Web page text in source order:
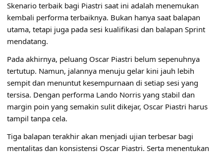
Skenario terbaik bagi Piastri saat ini adalah menemukan
kembali performa terbaiknya. Bukan hanya saat balapan
utama, tetapi juga pada sesi kualifikasi dan balapan Sprint
mendatang.
Pada akhirnya, peluang Oscar Piastri belum sepenuhnya
tertutup. Namun, jalannya menuju gelar kini jauh lebih
sempit dan menuntut kesempurnaan di setiap sesi yang
tersisa. Dengan performa Lando Norris yang stabil dan
margin poin yang semakin sulit dikejar, Oscar Piastri harus
tampil tanpa cela.
Tiga balapan terakhir akan menjadi ujian terbesar bagi
mentalitas dan konsistensi Oscar Piastri. Serta menentukan